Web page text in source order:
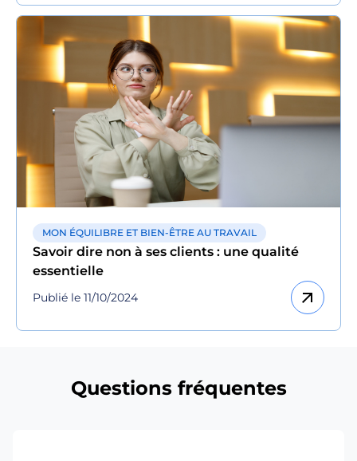
MON ÉQUILIBRE ET BIEN-ÊTRE AU TRAVAIL
Savoir dire non à ses clients : une qualité
essentielle
Publié le 11/10/2024 arrow_outward
Questions fréquentes